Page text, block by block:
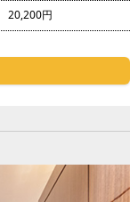
20,200円